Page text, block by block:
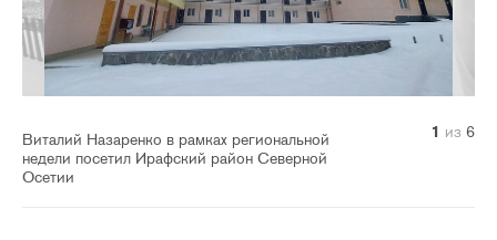
Виталий Назаренко в рамках региональной
недели посетил Ирафский район Северной
Осетии
1 из 6
2 из 6
3 из 6
4 из 6
5 из 6
6 из 6